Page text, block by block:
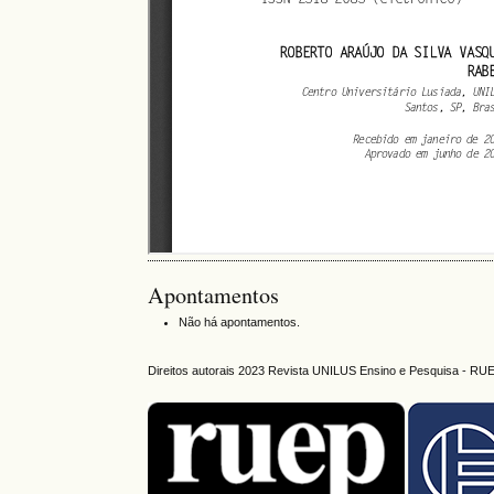
Apontamentos
Não há apontamentos.
Direitos autorais 2023 Revista UNILUS Ensino e Pesquisa -